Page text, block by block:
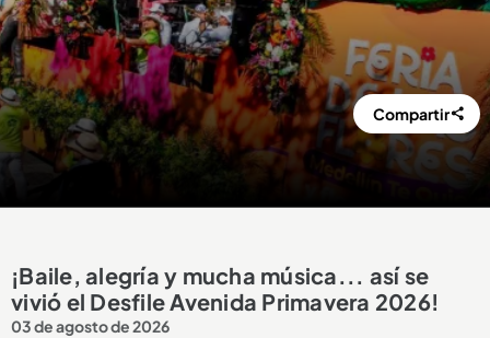
Compartir
¡Baile, alegría y mucha música... así se
vivió el Desfile Avenida Primavera 2026!
03 de agosto de 2026